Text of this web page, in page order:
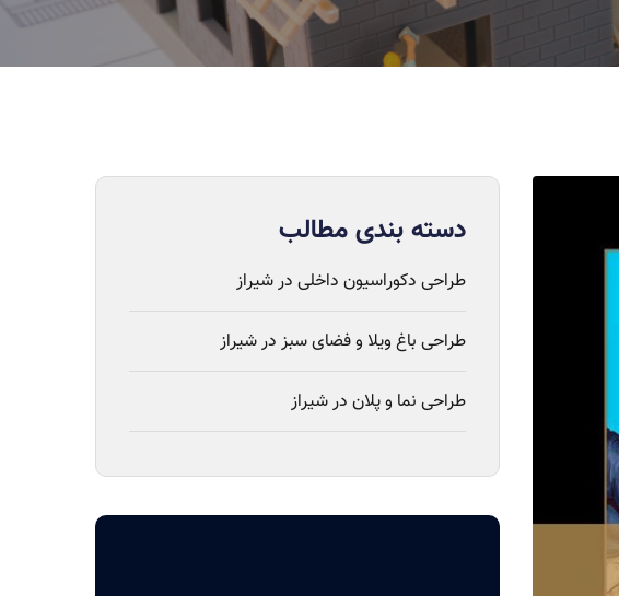
دسته بندی مطالب
طراحی دکوراسیون داخلی در شیراز
طراحی باغ ویلا و فضای سبز در شیراز
طراحی نما و پلان در شیراز